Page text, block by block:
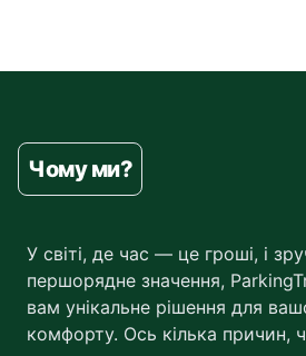
Чому ми?
У світі, де час — це гроші, і
першорядне значення,
вам унікальне рішення для
комфорту. Ось кілька причин,